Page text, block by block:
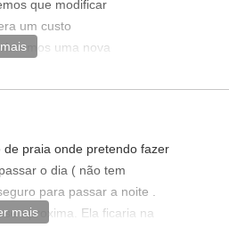
que modificar
um custo
uma nova
arquitetônico.
ver/modificacao
praia onde pretendo fazer
o dia ( não tem
para passar a noite .
aproxima. Ela ficaria na
mais